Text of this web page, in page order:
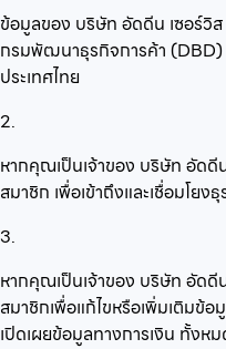
ข้อมูลของ บริษัท อัดดีน เซอร์วิ
กรมพัฒนาธุรกิจการค้า
ประเทศไทย
2.
หากคุณเป็นเจ้าของ บริษัท อัด
สมาชิก เพื่อเข้าถึงและเชื่อมโย
3.
หากคุณเป็นเจ้าของ บริษัท อัด
สมาชิกเพื่อแก้ไขหรือเพิ่มเติมข้
เปิดเผยข้อมูลทางการเงิน ทั้งห